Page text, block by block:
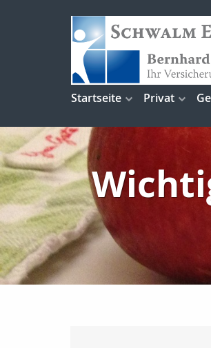
Startseite Privat